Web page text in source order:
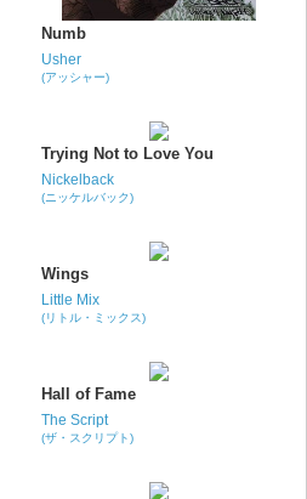
Numb
Usher
(アッシャー)
Trying Not to Love You
Nickelback
(ニッケルバック)
Wings
Little Mix
(リトル・ミックス)
Hall of Fame
The Script
(ザ・スクリプト)